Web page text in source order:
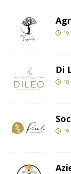
19
Di
18
19